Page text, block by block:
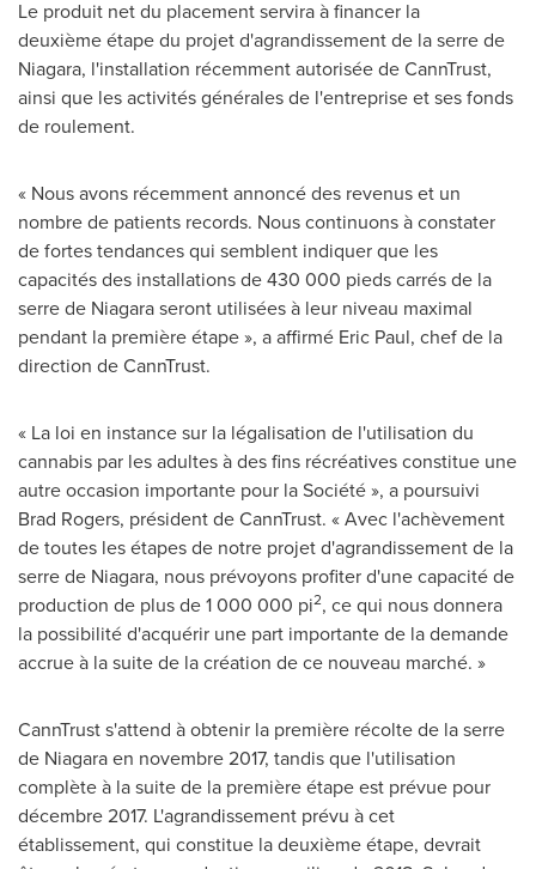
Le produit net du placement servira à financer la
deuxième étape du projet d'agrandissement de la serre de
Niagara, l'installation récemment autorisée de CannTrust,
ainsi que les activités générales de l'entreprise et ses fonds
de roulement.
« Nous avons récemment annoncé des revenus et un
nombre de patients records. Nous continuons à constater
de fortes tendances qui semblent indiquer que les
capacités des installations de 430 000 pieds carrés de la
serre de Niagara seront utilisées à leur niveau maximal
pendant la première étape », a affirmé Eric Paul, chef de la
direction de CannTrust.
« La loi en instance sur la légalisation de l'utilisation du
cannabis par les adultes à des fins récréatives constitue une
autre occasion importante pour la Société », a poursuivi
Brad Rogers, président de CannTrust. « Avec l'achèvement
de toutes les étapes de notre projet d'agrandissement de la
serre de Niagara, nous prévoyons profiter d'une capacité de
production de plus de 1 000 000 pi2, ce qui nous donnera
la possibilité d'acquérir une part importante de la demande
accrue à la suite de la création de ce nouveau marché. »
CannTrust s'attend à obtenir la première récolte de la serre
de Niagara en novembre 2017, tandis que l'utilisation
complète à la suite de la première étape est prévue pour
décembre 2017. L'agrandissement prévu à cet
établissement, qui constitue la deuxième étape, devrait